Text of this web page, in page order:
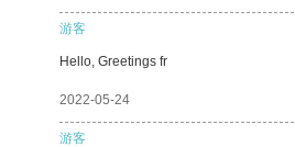
游客
Hello, Greetings fr
2022-05-24
游客